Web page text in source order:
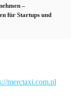
des Forex-
merctaxi.com.pl